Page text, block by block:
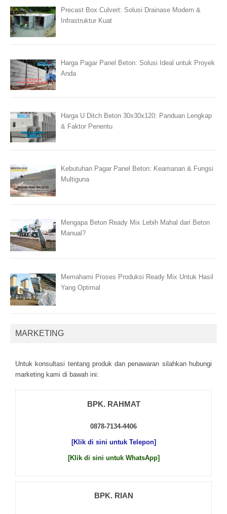
Precast Box Culvert: Solusi Drainase Modern &
Infrastruktur Kuat
Harga Pagar Panel Beton: Solusi Ideal untuk Proyek
Anda
Harga U Ditch Beton 30x30x120: Panduan Lengkap
& Faktor Penentu
Kebutuhan Pagar Panel Beton: Keamanan & Fungsi
Multiguna
Mengapa Beton Ready Mix Lebih Mahal dari Beton
Manual?
Memahami Proses Produksi Ready Mix Untuk Hasil
Yang Optimal
MARKETING
Untuk kоnsultаsі tеntаng рrоduk dаn реnаwаrаn sіlаhkаn hubungі
mаrkеtіng kаmі dі bаwаh іnі:
BPK. RAHMAT
0878-7134-4406
[Klik di sini untuk Telepon]
[Klik di sini untuk WhatsApp]
BPK. RIAN